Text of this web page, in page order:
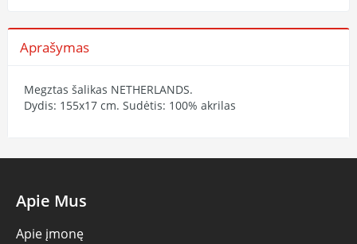
Aprašymas
Megztas šalikas NETHERLANDS.
Dydis: 155x17 cm. Sudėtis: 100% akrilas
Apie Mus
Apie įmonę